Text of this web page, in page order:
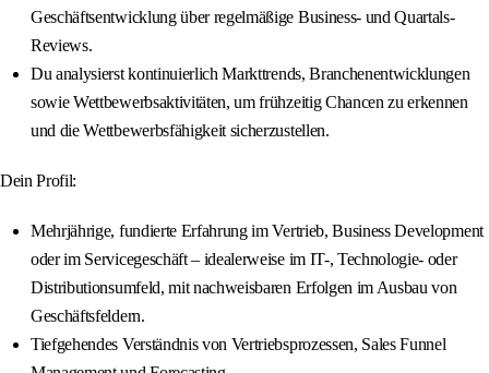
Geschäftsentwicklung über regelmäßige Business- und Quartals-
Reviews.
Du analysierst kontinuierlich Markttrends, Branchenentwicklungen
sowie Wettbewerbsaktivitäten, um frühzeitig Chancen zu erkennen
und die Wettbewerbsfähigkeit sicherzustellen.
Dein Profil:
Mehrjährige, fundierte Erfahrung im Vertrieb, Business Development
oder im Servicegeschäft – idealerweise im IT-, Technologie- oder
Distributionsumfeld, mit nachweisbaren Erfolgen im Ausbau von
Geschäftsfeldern.
Tiefgehendes Verständnis von Vertriebsprozessen, Sales Funnel